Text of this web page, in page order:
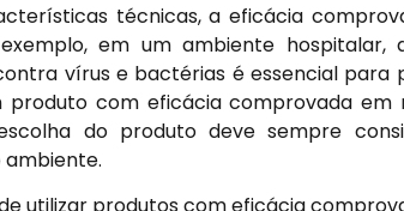
técnicas, a eficácia
em um ambiente
vírus e bactérias é essencial para
produto com eficácia comprovada
do produto deve sempre